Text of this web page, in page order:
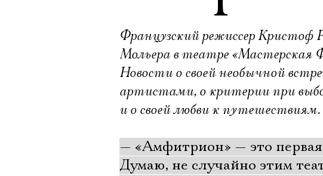
Французский режиссер
Мольера в театре «Мастерская
Новости о своей необычной
артистами, о критерии при
и о своей любви к
— «Амфитрион» — это первая
Думаю, не случайно этим